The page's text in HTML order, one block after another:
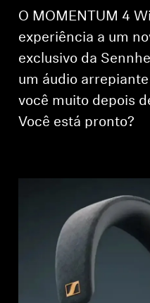
O MOMENTUM 4
experiência a um
exclusivo da
um áudio
você muito depois
Você está pronto?